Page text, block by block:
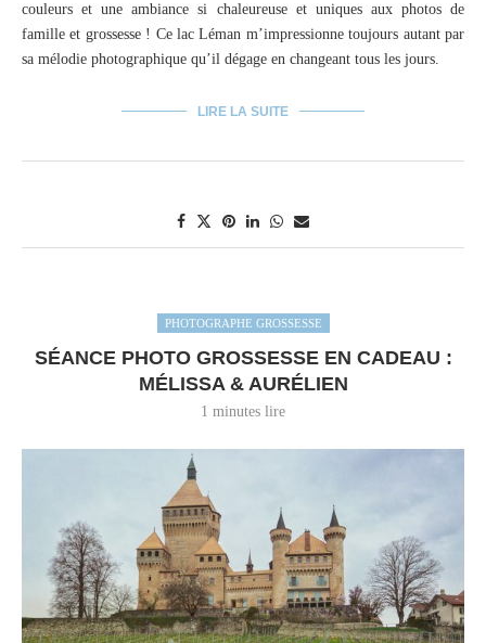
couleurs et une ambiance si chaleureuse et uniques aux photos de
famille et grossesse ! Ce lac Léman m’impressionne toujours autant par
sa mélodie photographique qu’il dégage en changeant tous les jours.
LIRE LA SUITE
PHOTOGRAPHE GROSSESSE
SÉANCE PHOTO GROSSESSE EN CADEAU :
MÉLISSA & AURÉLIEN
1 minutes lire